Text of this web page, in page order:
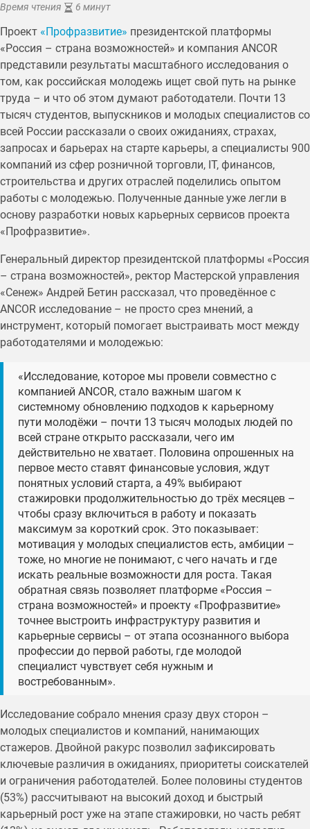
Время чтения 6 минут
Проект «Профразвитие» президентской платформы
«Россия – страна возможностей» и компания ANCOR
представили результаты масштабного исследования о
том, как российская молодежь ищет свой путь на рынке
труда – и что об этом думают работодатели. Почти 13
тысяч студентов, выпускников и молодых специалистов со
всей России рассказали о своих ожиданиях, страхах,
запросах и барьерах на старте карьеры, а специалисты 900
компаний из сфер розничной торговли, IT, финансов,
строительства и других отраслей поделились опытом
работы с молодежью. Полученные данные уже легли в
основу разработки новых карьерных сервисов проекта
«Профразвитие».
Генеральный директор президентской платформы «Россия
– страна возможностей», ректор Мастерской управления
«Сенеж» Андрей Бетин рассказал, что проведённое с
ANCOR исследование – не просто срез мнений, а
инструмент, который помогает выстраивать мост между
работодателями и молодежью:
«Исследование, которое мы провели совместно с
компанией ANCOR, стало важным шагом к
системному обновлению подходов к карьерному
пути молодёжи – почти 13 тысяч молодых людей по
всей стране открыто рассказали, чего им
действительно не хватает. Половина опрошенных на
первое место ставят финансовые условия, ждут
понятных условий старта, а 49% выбирают
стажировки продолжительностью до трёх месяцев –
чтобы сразу включиться в работу и показать
максимум за короткий срок. Это показывает:
мотивация у молодых специалистов есть, амбиции –
тоже, но многие не понимают, с чего начать и где
искать реальные возможности для роста. Такая
обратная связь позволяет платформе «Россия –
страна возможностей» и проекту «Профразвитие»
точнее выстроить инфраструктуру развития и
карьерные сервисы – от этапа осознанного выбора
профессии до первой работы, где молодой
специалист чувствует себя нужным и
востребованным».
Исследование собрало мнения сразу двух сторон –
молодых специалистов и компаний, нанимающих
стажеров. Двойной ракурс позволил зафиксировать
ключевые различия в ожиданиях, приоритеты соискателей
и ограничения работодателей. Более половины студентов
(53%) рассчитывают на высокий доход и быстрый
карьерный рост уже на этапе стажировки, но часть ребят